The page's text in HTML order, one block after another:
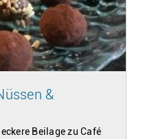
&
Beilage zu Café